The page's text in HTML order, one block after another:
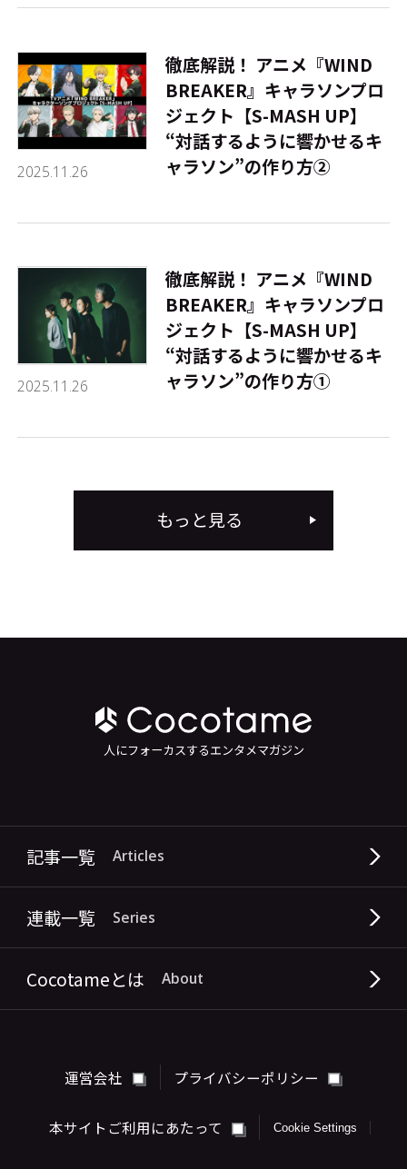
2025.11.26
徹底解説！ アニメ『WIND
BREAKER』キャラソンプロ
ジェクト【S-MASH UP】
――“対話するように響かせるキ
ャラソン”の作り方②
2025.11.26
徹底解説！ アニメ『WIND
BREAKER』キャラソンプロ
ジェクト【S-MASH UP】
――“対話するように響かせるキ
ャラソン”の作り方①
もっと見る
人にフォーカスするエンタメマガジン
記事一覧 Articles
連載一覧 Series
Cocotameとは About
運営会社 プライバシーポリシー
本サイトご利用にあたって Cookie Settings